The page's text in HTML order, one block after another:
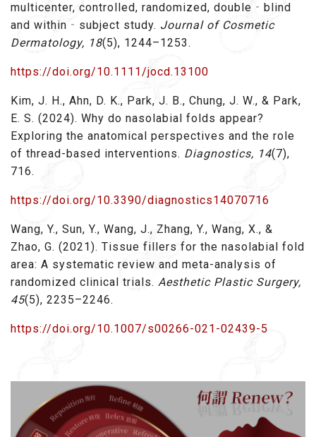
multicenter, controlled, randomized, double‐blind
and within‐subject study. Journal of Cosmetic
Dermatology, 18(5), 1244–1253.
https://doi.org/10.1111/jocd.13100
Kim, J. H., Ahn, D. K., Park, J. B., Chung, J. W., & Park,
E. S. (2024). Why do nasolabial folds appear?
Exploring the anatomical perspectives and the role
of thread-based interventions. Diagnostics, 14(7),
716.
https://doi.org/10.3390/diagnostics14070716
Wang, Y., Sun, Y., Wang, J., Zhang, Y., Wang, X., &
Zhao, G. (2021). Tissue fillers for the nasolabial fold
area: A systematic review and meta-analysis of
randomized clinical trials. Aesthetic Plastic Surgery,
45(5), 2235–2246.
https://doi.org/10.1007/s00266-021-02439-5